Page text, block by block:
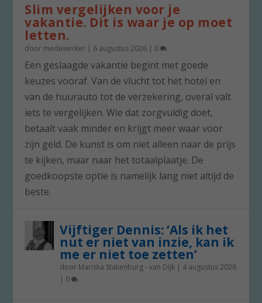
Slim vergelijken voor je
vakantie. Dit is waar je op moet
letten.
door medewerker | 6 augustus 2026 | 0
Een geslaagde vakantie begint met goede
keuzes vooraf. Van de vlucht tot het hotel en
van de huurauto tot de verzekering, overal valt
iets te vergelijken. Wie dat zorgvuldig doet,
betaalt vaak minder en krijgt meer waar voor
zijn geld. De kunst is om niet alleen naar de prijs
te kijken, maar naar het totaalplaatje. De
goedkoopste optie is namelijk lang niet altijd de
beste.
Vijftiger Dennis: ‘Als ik het
nut er niet van inzie, kan ik
me er niet toe zetten’
door Mariska Stakenburg - van Dijk | 4 augustus 2026
| 0